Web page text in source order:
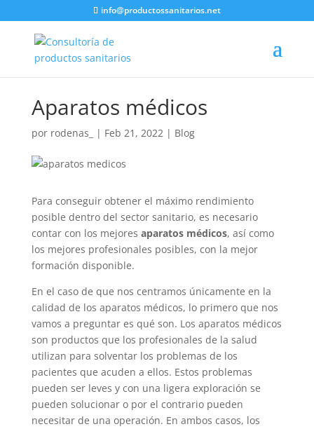
info@productossanitarios.net
Aparatos médicos
por rodenas_ | Feb 21, 2022| Blog
Para conseguir obtener el máximo rendimiento
posible dentro del sector sanitario, es necesario
contar con los mejores aparatos médicos, así como
los mejores profesionales posibles, con la mejor
formación disponible.
En el caso de que nos centramos únicamente en la
calidad de los aparatos médicos, lo primero que nos
vamos a preguntar es qué son. Los aparatos médicos
son productos que los profesionales de la salud
utilizan para solventar los problemas de los
pacientes que acuden a ellos. Estos problemas
pueden ser leves y con una ligera exploración se
pueden solucionar o por el contrario pueden
necesitar de una operación. En ambos casos, los